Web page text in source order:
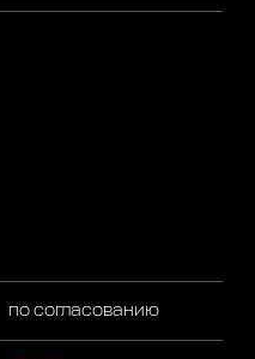
по согласованию